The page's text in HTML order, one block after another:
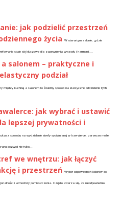
jak podzielić przestrzeń
życia
W otwartym salonie, gdzie
staje się kluczowe dla zapewnienia wygody i harmonii....
a salonem – praktyczne i
podział
między kuchnią a salonem to świetny sposób na elastyczne oddzielenie tych
jak wybrać i ustawić
lepszej prywatności i
sposobu na wydzielenie strefy sypialnianej w kawalerce, parawan może
pozwoli nie tylko...
we wnętrzu: jak łączyć
i przestrzeń Wybór odpowiednich kolorów do
i atmosfery pomieszczenia. Często zdarza się, że nieodpowiednio